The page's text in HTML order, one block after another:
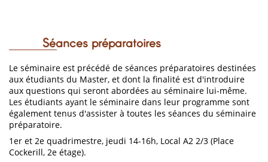
Séances préparatoires
Le séminaire est précédé de séances préparatoires destinées
aux étudiants du Master, et dont la finalité est d'introduire
aux questions qui seront abordées au séminaire lui-même.
Les étudiants ayant le séminaire dans leur programme sont
également tenus d'assister à toutes les séances du séminaire
préparatoire.
1er et 2e quadrimestre, jeudi 14-16h, Local A2 2/3 (Place
Cockerill, 2e étage).